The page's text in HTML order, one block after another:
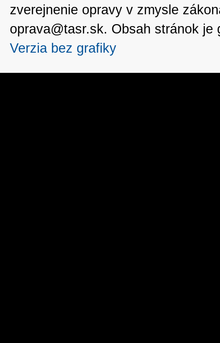
zverejnenie opravy v zmysle
oprava@tasr.sk. Obsah stránok
Verzia bez grafiky